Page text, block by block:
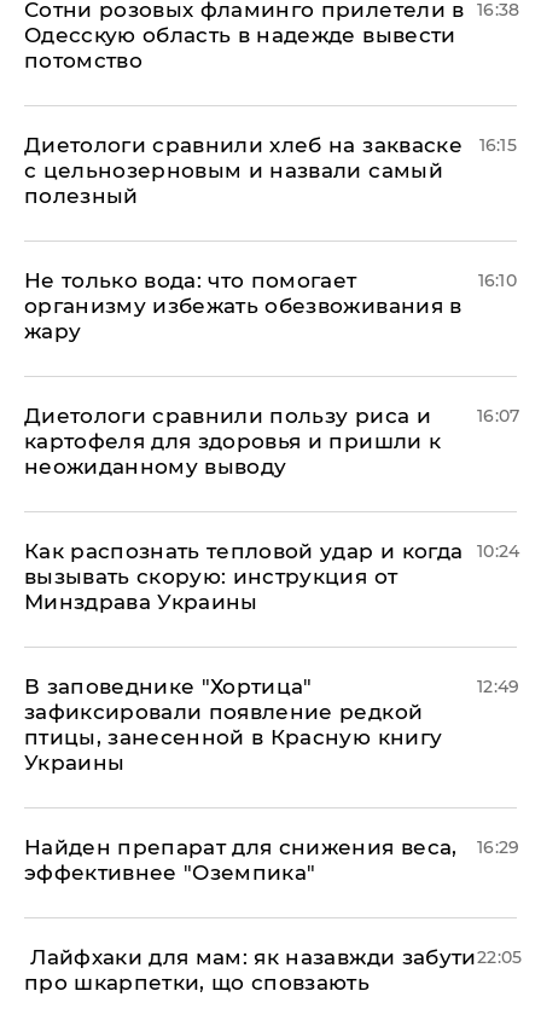
Сотни розовых фламинго прилетели в
Одесскую область в надежде вывести
потомство
16:38
Диетологи сравнили хлеб на закваске
с цельнозерновым и назвали самый
полезный
16:15
Не только вода: что помогает
организму избежать обезвоживания в
жару
16:10
Диетологи сравнили пользу риса и
картофеля для здоровья и пришли к
неожиданному выводу
16:07
Как распознать тепловой удар и когда
вызывать скорую: инструкция от
Минздрава Украины
10:24
В заповеднике "Хортица"
зафиксировали появление редкой
птицы, занесенной в Красную книгу
Украины
12:49
Найден препарат для снижения веса,
эффективнее "Оземпика"
16:29
​ Лайфхаки для мам: як назавжди забути
про шкарпетки, що сповзають
22:05